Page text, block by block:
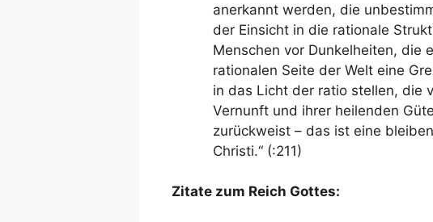
anerkannt werden, die
der Einsicht in die rationale
Menschen vor Dunkelheiten, die
rationalen Seite der Welt eine
in das Licht der ratio stellen, die
Vernunft und ihrer heilenden
zurückweist – das ist eine
Christi.“ (:211)
Zitate zum Reich Gottes: